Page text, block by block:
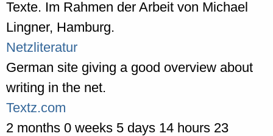
Texte. Im Rahmen der Arbeit von Michael
Lingner, Hamburg.
Netzliteratur
German site giving a good overview about
writing in the net.
Textz.com
2 months 0 weeks 5 days 14 hours 23